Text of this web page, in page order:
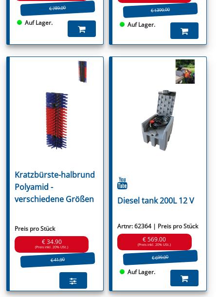
€ 789.00
Auf Lager.
€ 1399.00
Auf Lager.
Kratzbürste-halbrund
Polyamid -
verschiedene Größen
Preis pro Stück
€ 34.90
(Preis inkl. 20% USt.)
€ 41.90
Diesel tank 200L 12 V
Artnr: 62364 | Preis pro Stück
€ 569.00
(Preis inkl. 20% USt.)
€ 699.00
Auf Lager.